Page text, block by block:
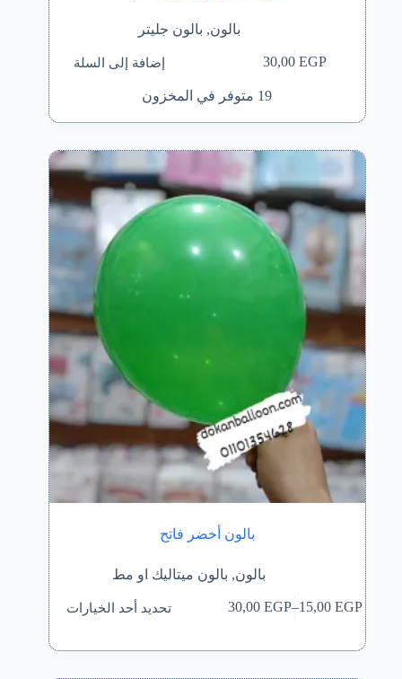
بالون, بالون جليتر
30,00EGP إضافة إلى السلة
19 متوفر في المخزون
بالون أخضر فاتح
بالون, بالون ميتاليك او مط
15,00 EGP
–
30,00 EGP
نطاق
من
تحديد أحد الخيارات
هناك
العديد
من
الأشكال